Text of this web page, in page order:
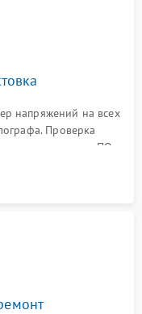
напряжений на всех
Проверка
ПО